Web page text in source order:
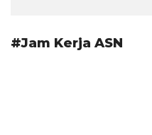
#Jam Kerja ASN